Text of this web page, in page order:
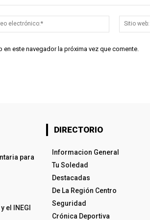
Correo
electrónico:*
este navegador la próxima vez que comente.
para
el INEGI
DIRECTORIO
Informacion General
Tu Soledad
Destacadas
De La Región Centro
Seguridad
Crónica Deportiva